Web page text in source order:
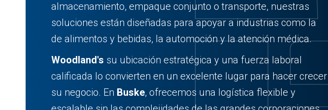
almacenamiento, empaque conjunto o transporte, nuestras
soluciones están diseñadas para apoyar a industrias como la
de alimentos y bebidas, la automoción y la atención médica.
Woodland's su ubicación estratégica y una fuerza laboral
calificada lo convierten en un excelente lugar para hacer crecer
su negocio. En Buske, ofrecemos una logística flexible y